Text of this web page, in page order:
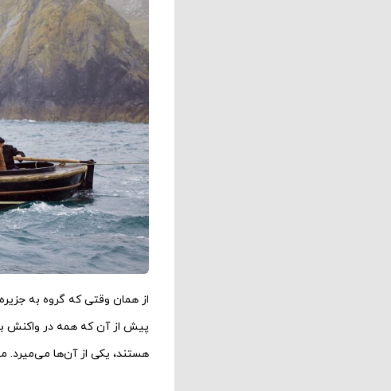
از همان وقتی که گروه به
پیش از آن که همه در واکنش
هستند، یکی از آن‌ها می‌میرد.